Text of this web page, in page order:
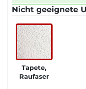
Nicht geeignete
Tapete,
Raufaser